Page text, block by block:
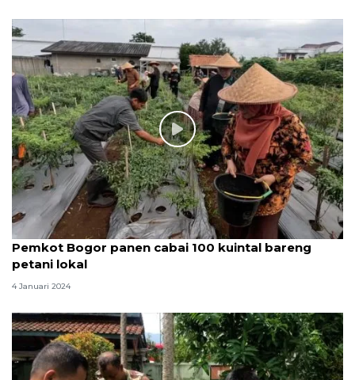
Pemkot Bogor panen cabai 100 kuintal bareng
petani lokal
4 Januari 2024